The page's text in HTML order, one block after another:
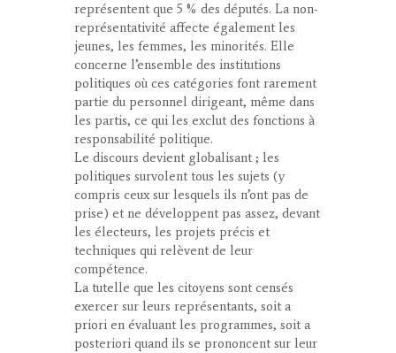
représentent que 5 % des députés. La non-
représentativité affecte également les
jeunes, les femmes, les minorités. Elle
concerne l’ensemble des institutions
politiques où ces catégories font rarement
partie du personnel dirigeant, même dans
les partis, ce qui les exclut des fonctions à
responsabilité politique.
Le discours devient globalisant ; les
politiques survolent tous les sujets (y
compris ceux sur lesquels ils n’ont pas de
prise) et ne développent pas assez, devant
les électeurs, les projets précis et
techniques qui relèvent de leur
compétence.
La tutelle que les citoyens sont censés
exercer sur leurs représentants, soit a
priori en évaluant les programmes, soit a
posteriori quand ils se prononcent sur leur